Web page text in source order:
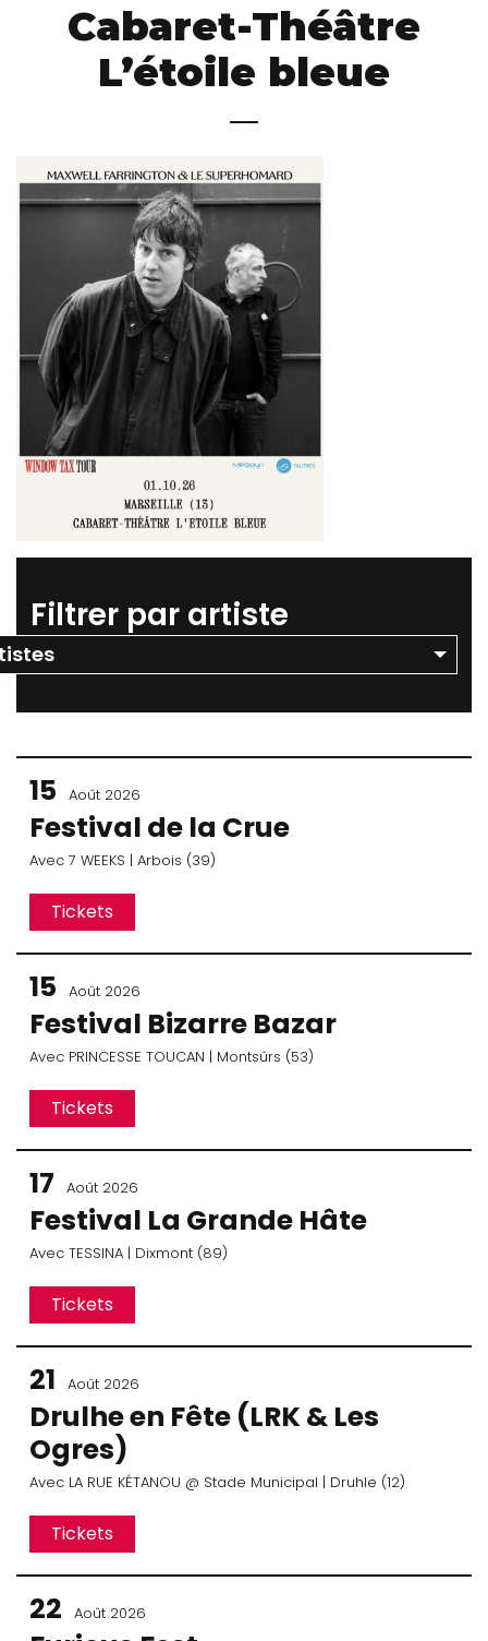
Cabaret-Théâtre
L’étoile bleue
Filtrer par artiste
15 Août 2026
Festival de la Crue
Avec 7 WEEKS | Arbois (39)
Tickets
15 Août 2026
Festival Bizarre Bazar
Avec PRINCESSE TOUCAN | Montsûrs (53)
Tickets
17 Août 2026
Festival La Grande Hâte
Avec TESSINA | Dixmont (89)
Tickets
21 Août 2026
Drulhe en Fête (LRK & Les
Ogres)
Avec LA RUE KÉTANOU @ Stade Municipal | Druhle (12)
Tickets
22 Août 2026